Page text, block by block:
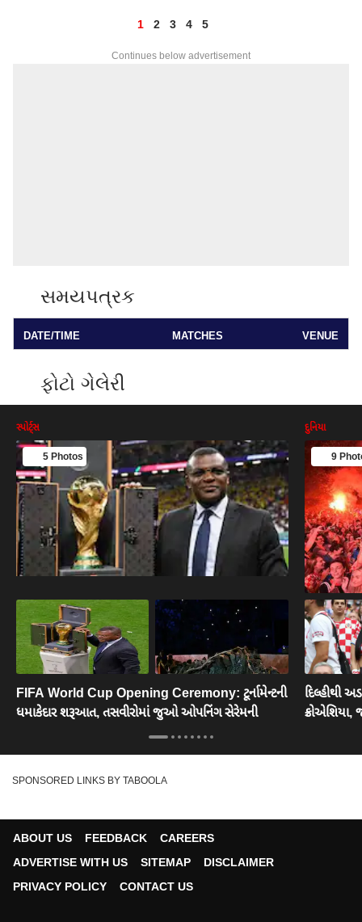
1 2 3 4 5
Continues below advertisement
સમયપત્રક
DATE/TIME MATCHES VENUE
ફોટો ગેલેરી
સ્પોર્ટ્સ
5 Photos
FIFA World Cup Opening Ceremony: ટૂર્નામેન્ટની
ધમાકેદાર શરૂઆત, તસવીરોમાં જુઓ ઓપનિંગ સેરેમની
દુનિયા
9
દિલ્હીથી
ક્રોએશિયા,
SPONSORED LINKS BY TABOOLA
ABOUT US FEEDBACK
CAREERS
ADVERTISE WITH US
SITEMAP
DISCLAIMER
PRIVACY POLICY
CONTACT US